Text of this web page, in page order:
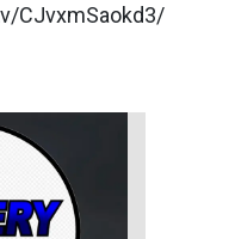
CJvxmSaokd3/